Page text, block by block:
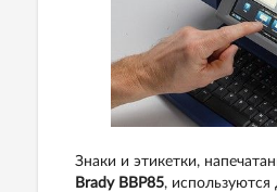
Знаки и этикетки,
Brady BBP85,